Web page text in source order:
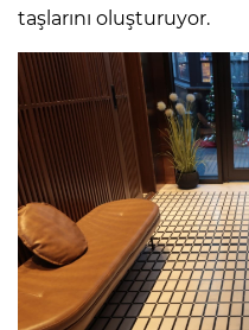
taşlarını oluşturuyor.